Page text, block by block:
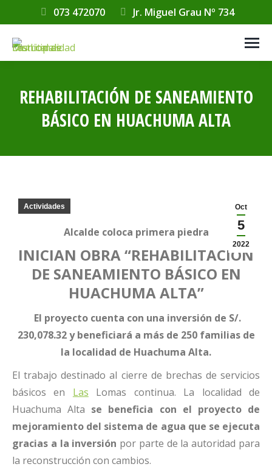
073 472070 Jr. Miguel Grau Nº 734
REHABILITACIÓN DE SANEAMIENTO
BÁSICO EN HUACHUMA ALTA
Oct
5
2022
Actividades
Alcalde coloca primera piedra
INICIAN OBRA “REHABILITACIÓN
DE SANEAMIENTO BÁSICO EN
HUACHUMA ALTA”
El proyecto cuenta con una inversión de S/.
230,078.32 y beneficiará a más de 250 familias de
la localidad de Huachuma Alta.
El trabajo destinado al cierre de brechas de servicios
básicos en Las Lomas continua. La localidad de
Huachuma Alta se beneficia con el proyecto de
mejoramiento del sistema de agua que se ejecuta
gracias a la inversión por parte de la autoridad para
la reconstrucción con cambios.